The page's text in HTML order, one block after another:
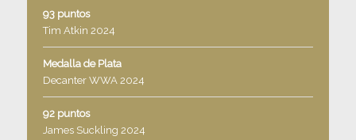
93 puntos
Tim Atkin 2024
Medalla de Plata
Decanter WWA 2024
92 puntos
James Suckling 2024